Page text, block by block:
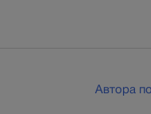
Автора